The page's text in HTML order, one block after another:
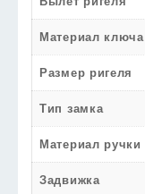
Материал ключа
Размер ригеля
Тип замка
Материал ручки
Задвижка